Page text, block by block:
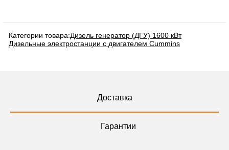
Категории товара:Дизель генератор (ДГУ) 1600 кВт
Дизельные электростанции с двигателем Cummins
Доставка
Гарантии